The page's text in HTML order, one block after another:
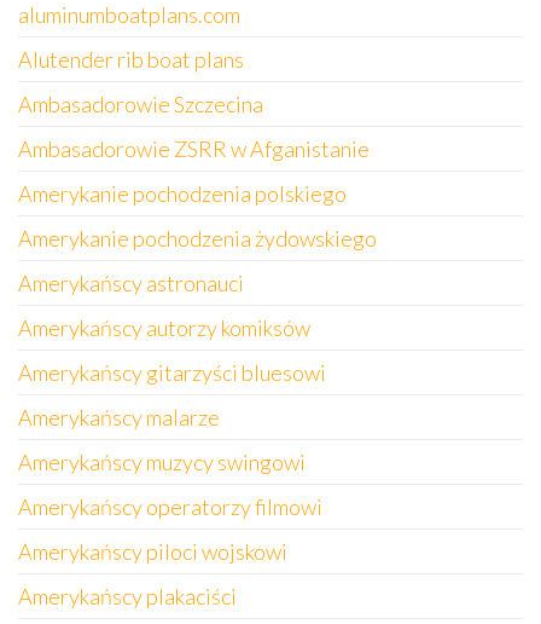
aluminumboatplans.com
Alutender rib boat plans
Ambasadorowie Szczecina
Ambasadorowie ZSRR w Afganistanie
Amerykanie pochodzenia polskiego
Amerykanie pochodzenia żydowskiego
Amerykańscy astronauci
Amerykańscy autorzy komiksów
Amerykańscy gitarzyści bluesowi
Amerykańscy malarze
Amerykańscy muzycy swingowi
Amerykańscy operatorzy filmowi
Amerykańscy piloci wojskowi
Amerykańscy plakaciści